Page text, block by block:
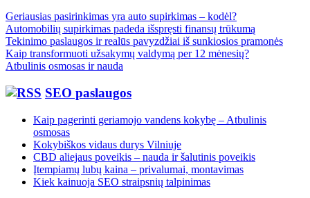
Geriausias pasirinkimas yra auto supirkimas – kodėl?
Automobilių supirkimas padeda išspręsti finansų trūkumą
Tekinimo paslaugos ir realūs pavyzdžiai iš sunkiosios pramonės
Kaip transformuoti užsakymų valdymą per 12 mėnesių?
Atbulinis osmosas ir nauda
SEO paslaugos
Kaip pagerinti geriamojo vandens kokybę – Atbulinis
osmosas
Kokybiškos vidaus durys Vilniuje
CBD aliejaus poveikis – nauda ir šalutinis poveikis
Įtempiamų lubų kaina – privalumai, montavimas
Kiek kainuoja SEO straipsnių talpinimas